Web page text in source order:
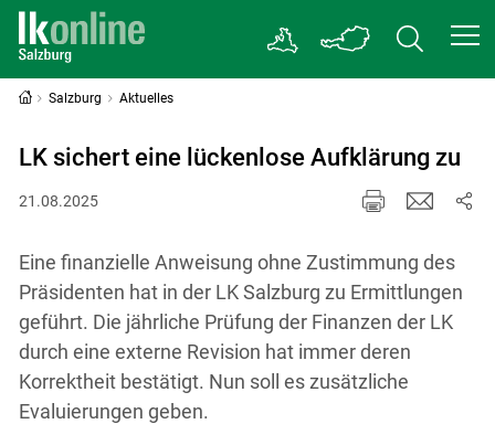
Salzburg Aktuelles
LK sichert eine lückenlose Aufklärung zu
21.08.2025
Eine finanzielle Anweisung ohne Zustimmung des
Präsidenten hat in der LK Salzburg zu Ermittlungen
geführt. Die jährliche Prüfung der Finanzen der LK
durch eine externe Revision hat immer deren
Korrektheit bestätigt. Nun soll es zusätzliche
Evaluierungen geben.